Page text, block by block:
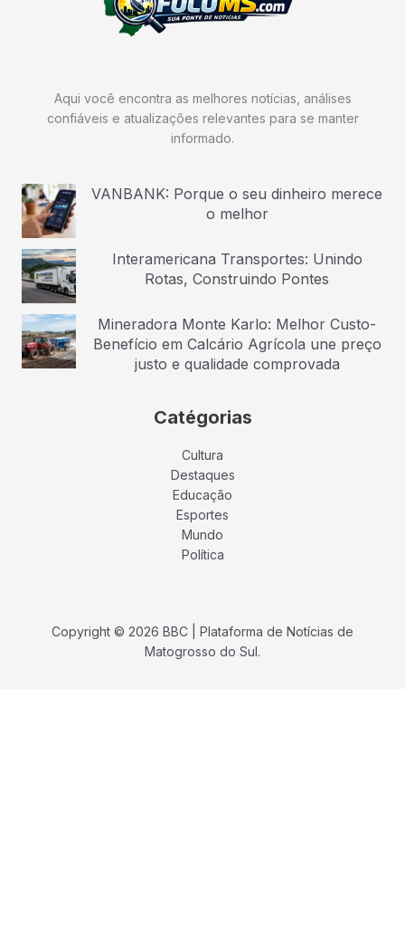
Aqui você encontra as melhores notícias, análises
confiáveis e atualizações relevantes para se manter
informado.
VANBANK: Porque o seu dinheiro merece
o melhor
Interamericana Transportes: Unindo
Rotas, Construindo Pontes
Mineradora Monte Karlo: Melhor Custo-
Benefício em Calcário Agrícola une preço
justo e qualidade comprovada
Catégorias
Cultura
Destaques
Educação
Esportes
Mundo
Política
Copyright © 2026 BBC | Plataforma de Notícias de
Matogrosso do Sul.